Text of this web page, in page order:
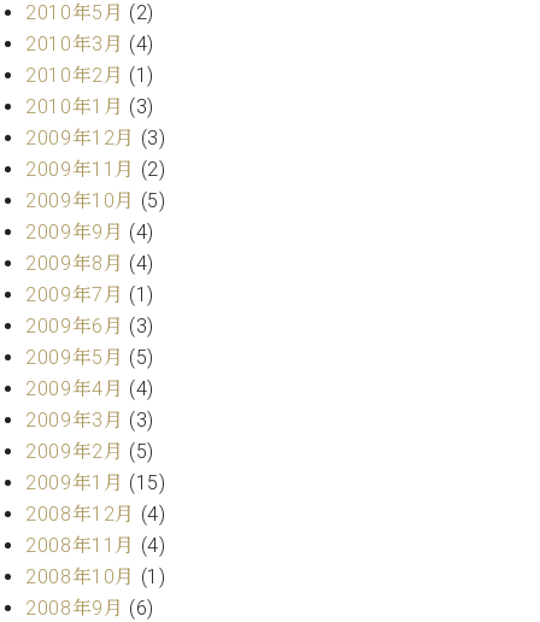
2010年5月 (2)
2010年3月 (4)
2010年2月 (1)
2010年1月 (3)
2009年12月 (3)
2009年11月 (2)
2009年10月 (5)
2009年9月 (4)
2009年8月 (4)
2009年7月 (1)
2009年6月 (3)
2009年5月 (5)
2009年4月 (4)
2009年3月 (3)
2009年2月 (5)
2009年1月 (15)
2008年12月 (4)
2008年11月 (4)
2008年10月 (1)
2008年9月 (6)